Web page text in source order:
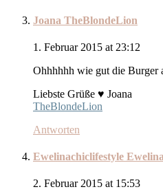
Joana TheBlondeLion
1. Februar 2015 at 23:12
Ohhhhhh wie gut die Burger
Liebste Grüße ♥ Joana
TheBlondeLion
Antworten
Ewelinachiclifestyle Ewelina
2. Februar 2015 at 15:53